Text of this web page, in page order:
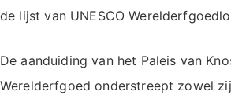
de lijst van UNESCO
De aanduiding van het Paleis van
Werelderfgoed onderstreept zowel